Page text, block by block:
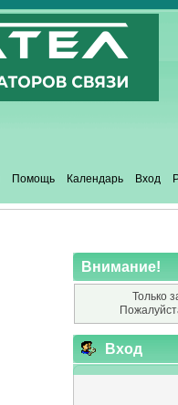
Помощь Календарь Вход
Внимание!
Только
Вход